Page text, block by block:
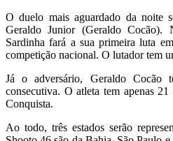
O duelo mais aguardado da noite
Geraldo Junior (Geraldo Cocão).
Sardinha fará a sua primeira luta
competição nacional. O lutador tem
Já o adversário, Geraldo Cocão
consecutiva. O atleta tem apenas
Conquista.
Ao todo, três estados serão